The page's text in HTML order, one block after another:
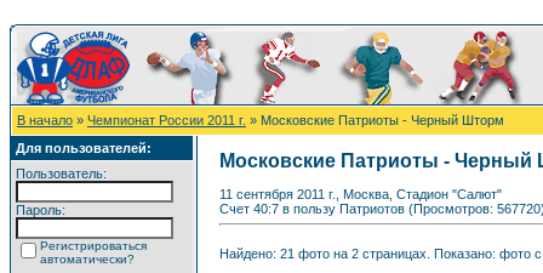
В начало » Чемпионат России 2011 г. » Московские Патриоты - Черный Шторм
Для пользователей:
Пользователь:
Пароль:
Регистрироваться
автоматически?
Московские Патриоты - Черный
11 сентября 2011 г., Москва, Стадион "Салют"
Счет 40:7 в пользу Патриотов (Просмотров:
Найдено: 21 фото на 2 страницах. Показано: фото